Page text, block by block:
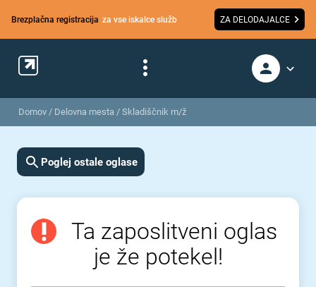
Brezplačna registracija za vse iskalce služb ZA DELODAJALCE
Domov / Delovna mesta / Skladiščnik m/ž
Poglej ostale oglase
Ta zaposlitveni oglas
je že potekel!